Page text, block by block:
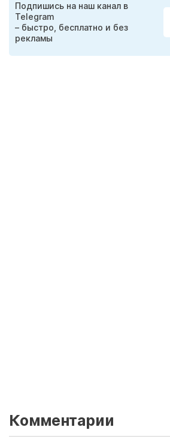
Подпишись на наш канал в
Telegram
– быстро, бесплатно и без
рекламы
Комментарии